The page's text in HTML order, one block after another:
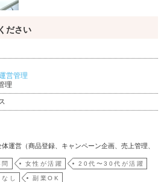
ださい
営管理
理
運営（商品登録、キャンペーン企画、売上管理、
動画チームと連携し、アルゴリズムを活用した高
…
女性が活躍 20代〜30代が活躍
し 副業OK